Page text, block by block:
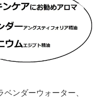
ンダーウォーター、